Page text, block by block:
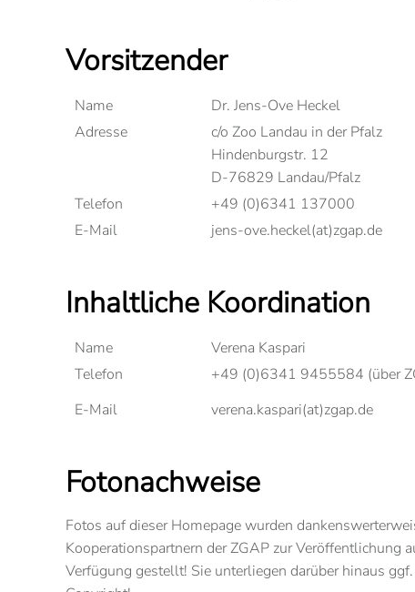
Vorsitzender
Name
Dr. Jens-Ove Heckel
Adresse
c/o Zoo Landau in der Pfalz
Hindenburgstr. 12
D-76829 Landau/Pfalz
Telefon
+49 (0)6341 137000
E-Mail
jens-ove.heckel(at)zgap.de
Inhaltliche Koordination
Name
Verena Kaspari
Telefon
+49 (0)6341 9455584 (über
E-Mail
verena.kaspari(at)zgap.de
Fotonachweise
Fotos auf dieser Homepage wurden
Kooperationspartnern der ZGAP zur Veröffentlichung
Verfügung gestellt! Sie unterliegen darüber hinaus